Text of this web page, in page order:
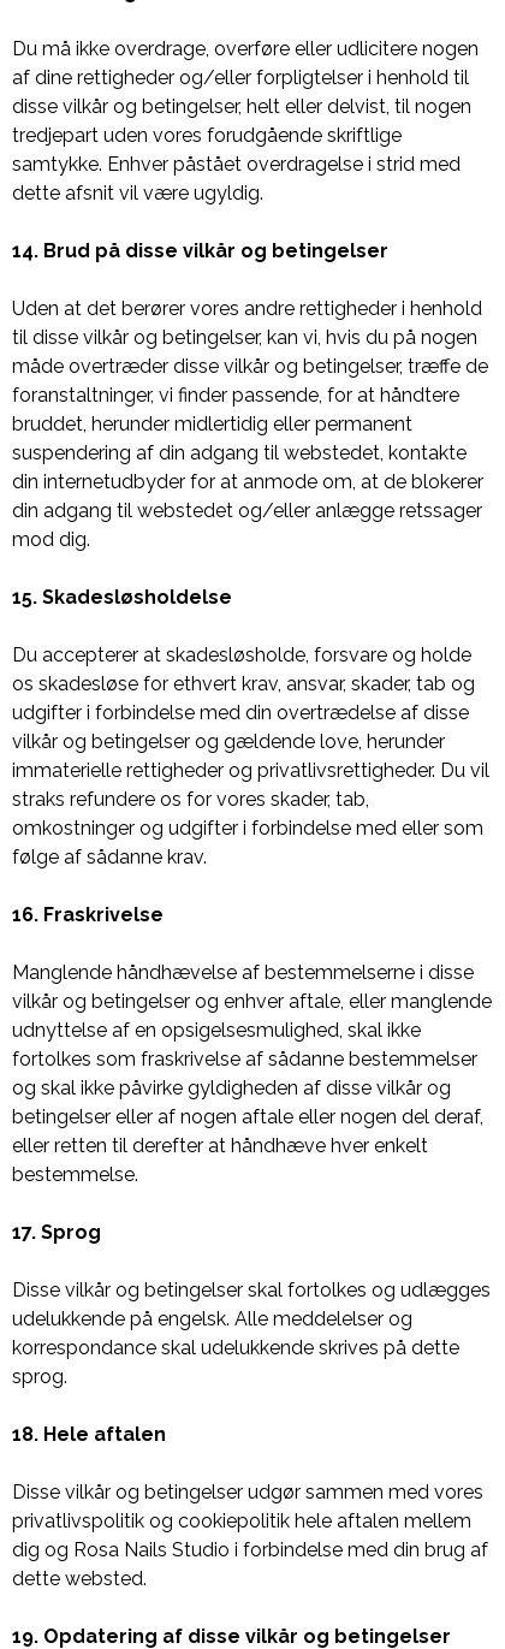
Du må ikke overdrage, overføre eller udlicitere nogen
af ​​dine rettigheder og/eller forpligtelser i henhold til
disse vilkår og betingelser, helt eller delvist, til nogen
tredjepart uden vores forudgående skriftlige
samtykke. Enhver påstået overdragelse i strid med
dette afsnit vil være ugyldig.
14. Brud på disse vilkår og betingelser
Uden at det berører vores andre rettigheder i henhold
til disse vilkår og betingelser, kan vi, hvis du på nogen
måde overtræder disse vilkår og betingelser, træffe de
foranstaltninger, vi finder passende, for at håndtere
bruddet, herunder midlertidig eller permanent
suspendering af din adgang til webstedet, kontakte
din internetudbyder for at anmode om, at de blokerer
din adgang til webstedet og/eller anlægge retssager
mod dig.
15. Skadesløsholdelse
Du accepterer at skadesløsholde, forsvare og holde
os skadesløse for ethvert krav, ansvar, skader, tab og
udgifter i forbindelse med din overtrædelse af disse
vilkår og betingelser og gældende love, herunder
immaterielle rettigheder og privatlivsrettigheder. Du vil
straks refundere os for vores skader, tab,
omkostninger og udgifter i forbindelse med eller som
følge af sådanne krav.
16. Fraskrivelse
Manglende håndhævelse af bestemmelserne i disse
vilkår og betingelser og enhver aftale, eller manglende
udnyttelse af en opsigelsesmulighed, skal ikke
fortolkes som fraskrivelse af sådanne bestemmelser
og skal ikke påvirke gyldigheden af ​​disse vilkår og
betingelser eller af nogen aftale eller nogen del deraf,
eller retten til derefter at håndhæve hver enkelt
bestemmelse.
17. Sprog
Disse vilkår og betingelser skal fortolkes og udlægges
udelukkende på engelsk. Alle meddelelser og
korrespondance skal udelukkende skrives på dette
sprog.
18. Hele aftalen
Disse vilkår og betingelser udgør sammen med vores
privatlivspolitik og cookiepolitik hele aftalen mellem
dig og Rosa Nails Studio i forbindelse med din brug af
dette websted.
19. Opdatering af disse vilkår og betingelser